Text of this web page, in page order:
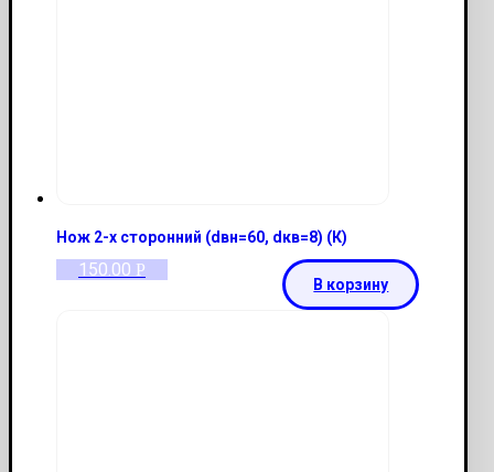
Нож 2-х сторонний (dвн=60, dкв=8) (К)
150.00 Р
В корзину